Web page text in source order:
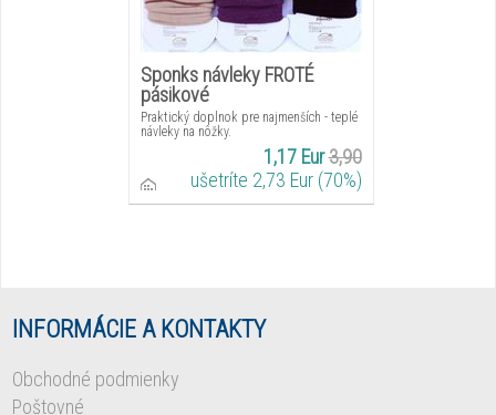
Sponks návleky FROTÉ
pásikové
Praktický doplnok pre najmenších - teplé
návleky na nôžky.
1,17 Eur3,90
ušetríte 2,73 Eur (70%)
INFORMÁCIE A KONTAKTY
Obchodné podmienky
Poštovné